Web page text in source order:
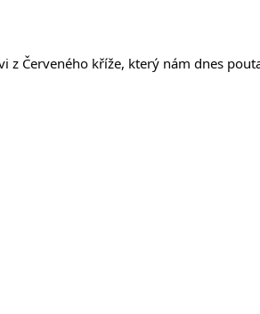
z Červeného kříže, který nám dnes